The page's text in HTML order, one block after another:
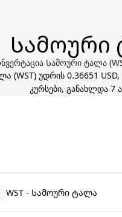
Სამოური
Სამოური ტალა
(WST) უდრის 0.36651
კურსები, განახლდა 7
WST - Სამოური ტალა